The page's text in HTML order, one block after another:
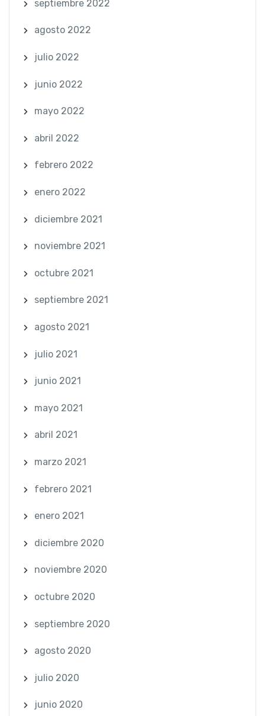
septiembre 2022
agosto 2022
julio 2022
junio 2022
mayo 2022
abril 2022
febrero 2022
enero 2022
diciembre 2021
noviembre 2021
octubre 2021
septiembre 2021
agosto 2021
julio 2021
junio 2021
mayo 2021
abril 2021
marzo 2021
febrero 2021
enero 2021
diciembre 2020
noviembre 2020
octubre 2020
septiembre 2020
agosto 2020
julio 2020
junio 2020